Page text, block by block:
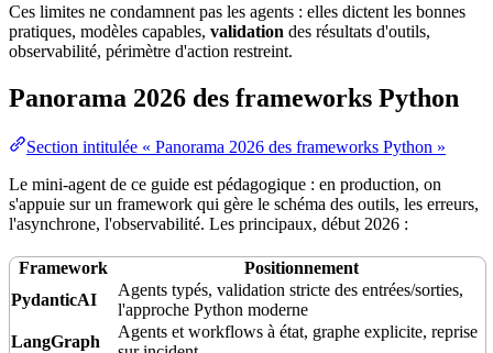
Ces limites ne condamnent pas les agents : elles dictent les bonnes
pratiques, modèles capables, validation des résultats d'outils,
observabilité, périmètre d'action restreint.
Panorama 2026 des frameworks Python
Section intitulée « Panorama 2026 des frameworks Python »
Le mini-agent de ce guide est pédagogique : en production, on
s'appuie sur un framework qui gère le schéma des outils, les erreurs,
l'asynchrone, l'observabilité. Les principaux, début 2026 :
Framework
Positionnement
PydanticAI
Agents typés, validation stricte des entrées/sorties,
l'approche Python moderne
LangGraph
Agents et workflows à état, graphe explicite, reprise